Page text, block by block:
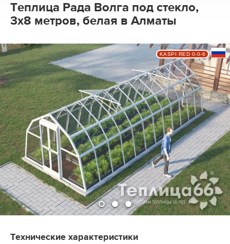
Теплица Рада Волга под стекло,
3х8 метров, белая в Алматы
KASPI RED 0-0-6
Технические характеристики